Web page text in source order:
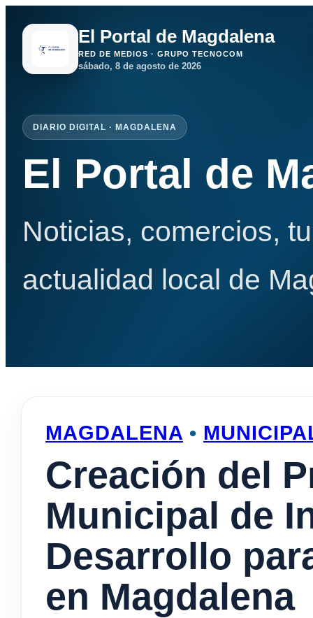
El Portal de Magdalena
RED DE MEDIOS · GRUPO TECNOCOM
sábado, 8 de agosto de 2026
DIARIO DIGITAL · MAGDALENA
El Portal de
Noticias, comercios,
actualidad local de
MAGDALENA •
Creación del
Municipal de
Desarrollo
en Magdalena